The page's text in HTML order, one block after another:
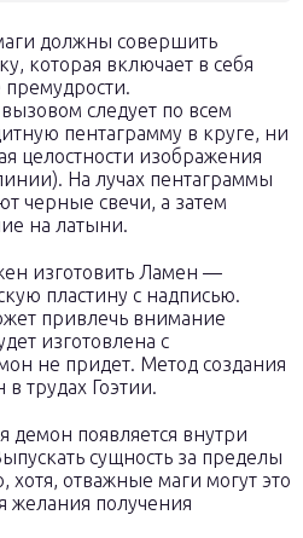
должны совершить
которая включает в себя
следует по всем
пентаграмму в круге, ни
целостности изображения
На лучах пентаграммы
черные свечи, а затем
на латыни.
изготовить Ламен —
пластину с надписью.
привлечь внимание
изготовлена с
не придет. Метод создания
трудах Гоэтии.
демон появляется внутри
сущность за пределы
хотя, отважные маги могут это
желания получения